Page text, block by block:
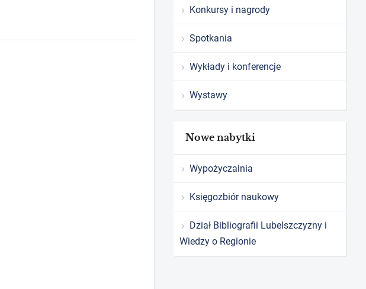
Konkursy i nagrody
Spotkania
Wykłady i konferencje
Wystawy
Nowe nabytki
Wypożyczalnia
Księgozbiór naukowy
Dział Bibliografii Lubelszczyzny i
Wiedzy o Regionie